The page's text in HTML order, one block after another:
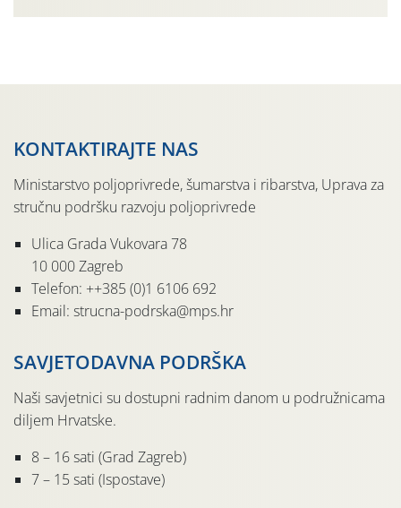
KONTAKTIRAJTE NAS
Ministarstvo poljoprivrede, šumarstva i ribarstva, Uprava za
stručnu podršku razvoju poljoprivrede
Ulica Grada Vukovara 78
10 000 Zagreb
Telefon: ++385 (0)1 6106 692
Email: strucna-podrska@mps.hr
SAVJETODAVNA PODRŠKA
Naši savjetnici su dostupni radnim danom u podružnicama
diljem Hrvatske.
8 – 16 sati (Grad Zagreb)
7 – 15 sati (Ispostave)